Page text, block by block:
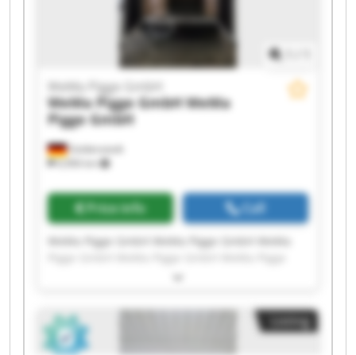
Goldenstedt
6,906 km
WeMa Pigge GmbH
WeMa Pigge GmbHWeMa
Pigge GmbH
Price info Call
WeMa Pigge GmbH WeMa Pigge GmbH WeMa
GmbH WeMa Pigge GmbH WeMa Pigge GmbH
Pigge GmbH WeMa Pigge GmbH WeMa Pigge
GmbH WeMa Pigge GmbH WeMa Pigge GmbH
WeMa Pigge GmbH WeMa Pigge GmbH WeMa
Listing